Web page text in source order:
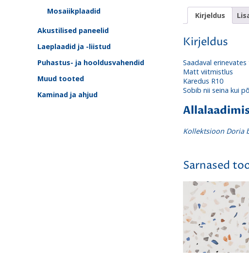
Mosaiikplaadid
Akustilised paneelid
Laeplaadid ja -liistud
Puhastus- ja hooldusvahendid
Muud tooted
Kaminad ja ahjud
Kirjeldus
Kirjeldus
Saadaval
Matt viitmistlus
Karedus R10
Sobib nii seina kui
Kollektsioon Doria
Sarnased